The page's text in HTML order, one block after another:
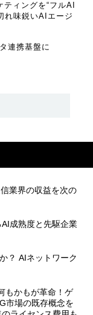
ィングを“フルAI
れ味鋭いAIエージ
連携基盤に
業界の収益を次の
AI成熟度と先駆企業
？ AIネットワーク
もかもが革命！ゲ
市場の既存概念を